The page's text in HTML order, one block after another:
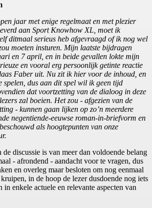
jaar met enige regelmaat en met plezier
aan Sport Knowhow XL, moet ik
ditmaal serieus heb afgevraagd of ik nog wel
moeten insturen. Mijn laatste bijdragen
en 7 april, en in beide gevallen lokte mijn
en vooral erg persoonlijk getinte reactie
Faber uit. Nu zit ik hier voor de inhoud, en
spelen, dus aan dit spel wil ik geen tijd
dat voortzetting van de dialoog in deze
zal boeien. Het zou - afgezien van de
- kunnen gaan lijken op zo’n meerdere
negentiende-eeuwse roman-in-briefvorm en
als hoogtepunten van onze
de discussie is van meer dan voldoende belang
- afrondend - aandacht voor te vragen, dus
en overleg maar besloten om nog eenmaal
in de hoop de lezer dusdoende nog iets
in enkele actuele en relevante aspecten van